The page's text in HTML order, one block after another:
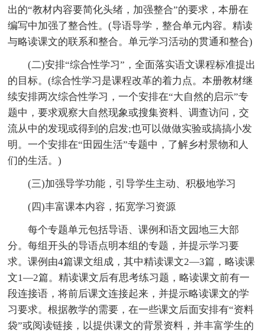
出的“教材内容要简化头绪，加强整合”的要求，本册在
编写中加强了整合性。(导语导学，整合单元内容。精读
与略读课文的联系和整合。单元学习活动的贯通和整合)
(二)安排“综合性学习”，全面落实语文课程标准提出
的目标。(综合性学习是课程改革的着力点。本册教材继
续安排两次综合性学习，一个安排在“大自然的启示”专
题中，要求观察大自然现象或搜集资料、调查访问，交
流从中的发现或得到的启发;也可以做做实验或搞搞小发
明。一个安排在“田园生活”专题中，了解乡村景物和人
们的生活。)
(三)加强导学功能，引导学生主动、积极地学习
(四)丰富课本内容，拓宽学习资源
每个专题单元包括导语、课例和语文园地三大部
分。每组开头的导语点明本组的专题，并提示学习要
求。课例由4篇课文组成，其中精读课文2—3篇，略读课
文1—2篇。精读课文后有思考练习题，略读课文前有一
段连接语，将前后课文连接起来，并提示略读课文的学
习要求。根据教学的需要，在一些课文后面安排有“资料
袋”或阅读链接，以提供课文的背景资料，并丰富学生的